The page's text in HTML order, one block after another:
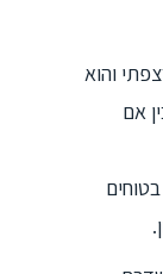
והוא
אם